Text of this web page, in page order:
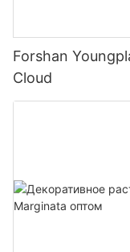
Forshan
Cloud